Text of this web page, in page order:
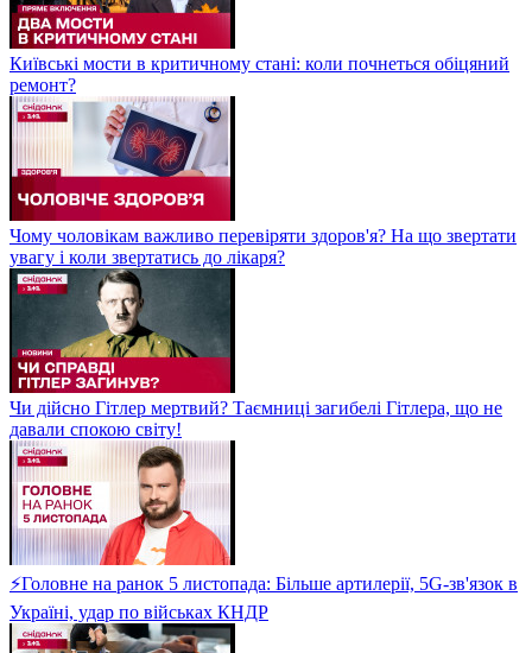
Київські мости в критичному стані: коли почнеться обіцяний
ремонт?
Чому чоловікам важливо перевіряти здоров'я? На що звертати
увагу і коли звертатись до лікаря?
Чи дійсно Гітлер мертвий? Таємниці загибелі Гітлера, що не
давали спокою світу!
⚡Головне на ранок 5 листопада: Більше артилерії, 5G-зв'язок в
Україні, удар по військах КНДР